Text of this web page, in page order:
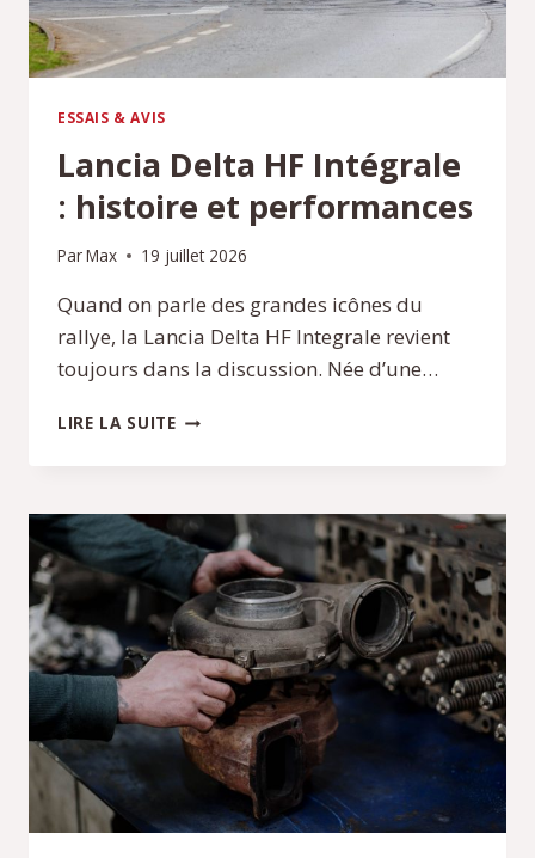
ESSAIS & AVIS
Lancia Delta HF Intégrale
: histoire et performances
ParMax 19 juillet 2026
Quand on parle des grandes icônes du
rallye, la Lancia Delta HF Integrale revient
toujours dans la discussion. Née d’une…
LIRE LA SUITELANCIA
:
HISTOIRE
ET
PERFORMANCES